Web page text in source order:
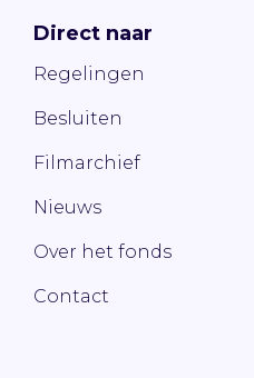
Direct naar
Regelingen
Besluiten
Filmarchief
Nieuws
Over het fonds
Contact